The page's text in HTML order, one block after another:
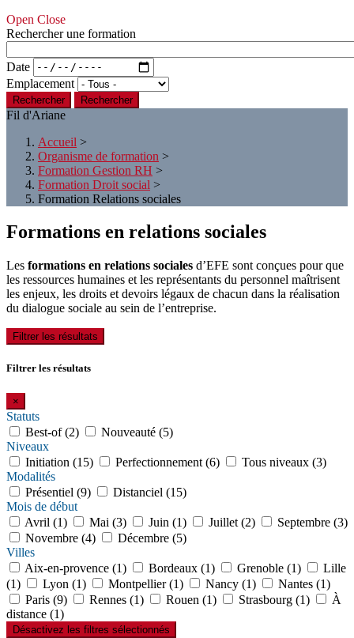
Open Close
Rechercher une formation
Date
Emplacement
Rechercher
Fil d'Ariane
Accueil >
Organisme de formation >
Formation Gestion RH >
Formation Droit social >
Formation Relations sociales
Formations en relations sociales
Les formations en relations sociales d’EFE sont conçues pour que
les ressources humaines et les représentants du personnel maîtrisent
les enjeux, les droits et devoirs légaux de chacun dans la réalisation
du dialogue sociale au sein de l’entreprise.
Filtrer les résultats
Filtrer les résultats
×
Statuts
Best-of (2)
Nouveauté (5)
Niveaux
Initiation (15)
Perfectionnement (6)
Tous niveaux (3)
Modalités
Présentiel (9)
Distanciel (15)
Mois de début
Avril (1)
Mai (3) Juin (1) Juillet (2)
Septembre (3)
Novembre (4)
Décembre (5)
Villes
Aix-en-provence (1)
Bordeaux (1) Grenoble (1)
Lille
(1)
Lyon (1) Montpellier (1) Nancy (1)
Nantes (1)
Paris (9)
Rennes (1) Rouen (1) Strasbourg (1)
À
distance (1)
Désactivez les filtres sélectionnés